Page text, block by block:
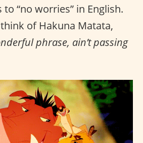
“no worries” in English.
of Hakuna Matata,
phrase, ain’t passing